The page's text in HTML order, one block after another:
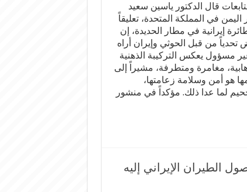
قال الدكتور ياسين سعيد
في المملكة المتحدة، تعليقاً
إيرانية في مطار الحديدة، إن
تحدياً من قبل الحوثي وإيران أراه
مسؤول يعكس التركيبة الذهنية
مغامرة ومتطرفة، مشيراً إلى
هو أمن وسلامة زعامتها،
لما عدا ذلك. مؤكداً في منشور
الطيران الإيراني إليه